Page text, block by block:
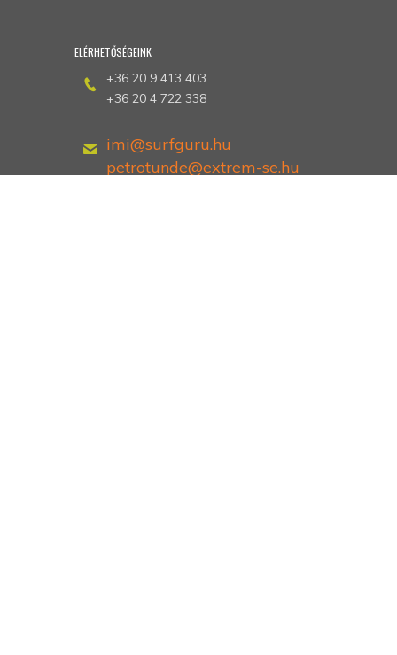
ELÉRHETŐSÉGEINK
+36 20 9 413 403
+36 20 4 722 338
imi@surfguru.hu
petrotunde@extrem-se.hu